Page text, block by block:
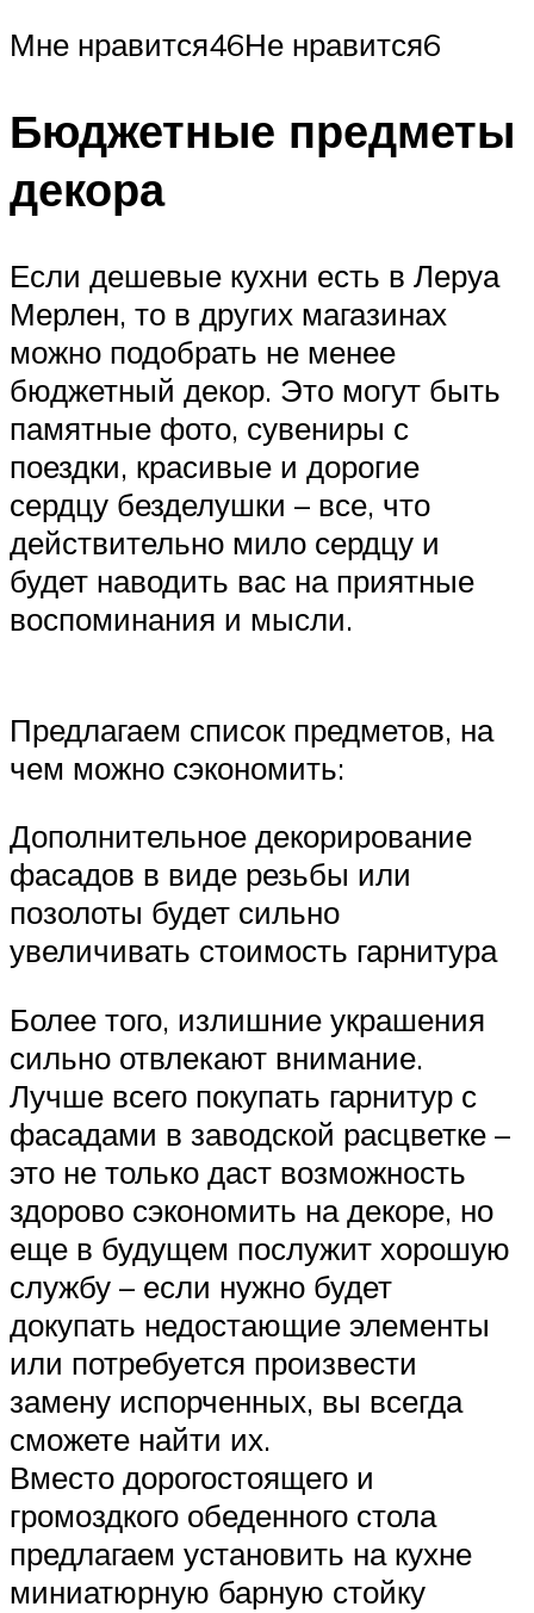
Мне нравится46Не нравится6
Бюджетные предметы
декора
Если дешевые кухни есть в Леруа
Мерлен, то в других магазинах
можно подобрать не менее
бюджетный декор. Это могут быть
памятные фото, сувениры с
поездки, красивые и дорогие
сердцу безделушки – все, что
действительно мило сердцу и
будет наводить вас на приятные
воспоминания и мысли.
Предлагаем список предметов, на
чем можно сэкономить:
Дополнительное декорирование
фасадов в виде резьбы или
позолоты будет сильно
увеличивать стоимость гарнитура
Более того, излишние украшения
сильно отвлекают внимание.
Лучше всего покупать гарнитур с
фасадами в заводской расцветке –
это не только даст возможность
здорово сэкономить на декоре, но
еще в будущем послужит хорошую
службу – если нужно будет
докупать недостающие элементы
или потребуется произвести
замену испорченных, вы всегда
сможете найти их.
Вместо дорогостоящего и
громоздкого обеденного стола
предлагаем установить на кухне
миниатюрную барную стойку